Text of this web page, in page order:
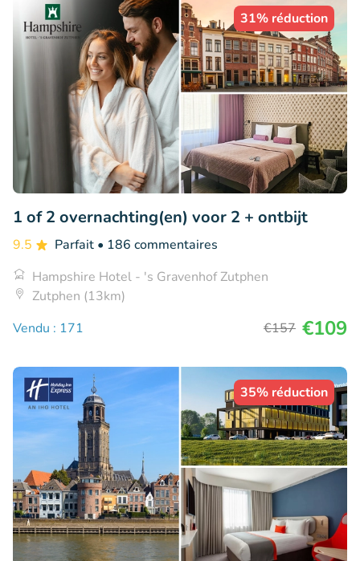
31% réduction
1 of 2 overnachting(en) voor 2 + ontbijt
9.5 Parfait • 186 commentaires
Hampshire Hotel - 's Gravenhof Zutphen
Zutphen (13km)
Vendu : 171
€157 €109
35% réduction